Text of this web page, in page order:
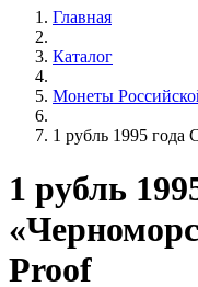
Главная
Каталог
Монеты
1 рубль 1995
1 рубль
Proof